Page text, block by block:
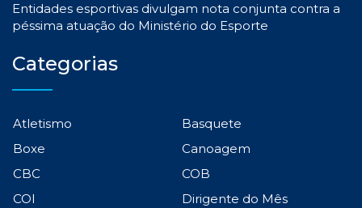
Entidades esportivas divulgam nota conjunta contra a
péssima atuação do Ministério do Esporte
Categorias
Atletismo
Basquete
Boxe
Canoagem
CBC
COB
COI
Dirigente do Mês